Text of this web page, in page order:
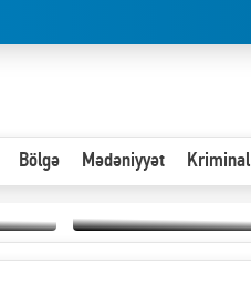
Bölgə Mədəniyyət Kriminal